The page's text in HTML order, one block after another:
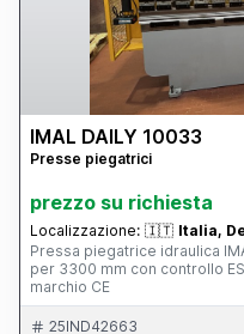
IMAL DAILY 10033
Presse piegatrici
prezzo su richiesta
Localizzazione: 🇮🇹 Italia,
Pressa piegatrice idraulica
per 3300 mm con controllo
marchio CE
25IND42663